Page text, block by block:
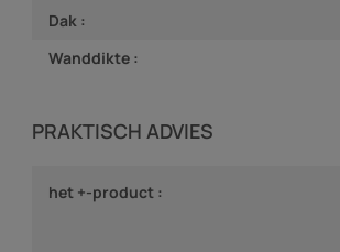
Dak :
Wanddikte :
PRAKTISCH ADVIES
het +-product :